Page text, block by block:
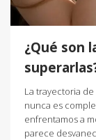
¿Qué son
La trayectoria
nunca es
enfrentamos a
parece